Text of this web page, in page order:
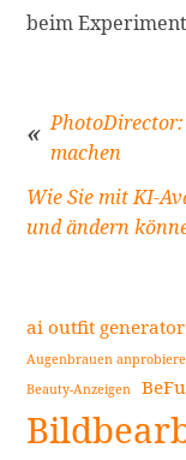
beim
PhotoDirector:
machen
Wie Sie mit KI-
und ändern
ai outfit generator
Augenbrauen
Beauty-Anzeigen